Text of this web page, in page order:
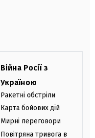
Війна Росії з
Україною
Ракетні обстріли
Карта бойових дій
Мирні переговори
Повітряна тривога в